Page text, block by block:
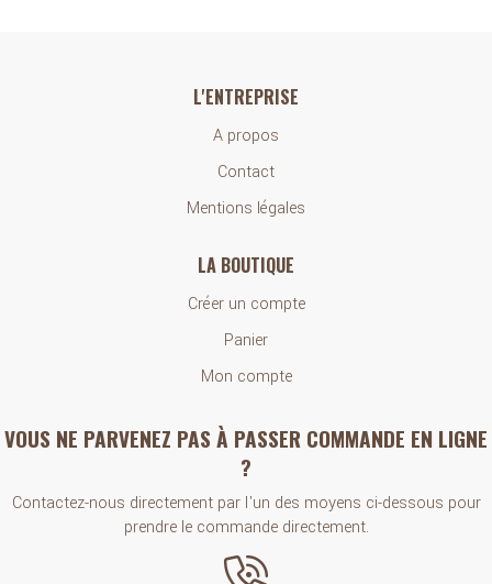
L'ENTREPRISE
A propos
Contact
Mentions légales
LA BOUTIQUE
Créer un compte
Panier
Mon compte
VOUS NE PARVENEZ PAS À PASSER COMMANDE EN LIGNE
?
Contactez-nous directement par l'un des moyens ci-dessous pour
prendre le commande directement.